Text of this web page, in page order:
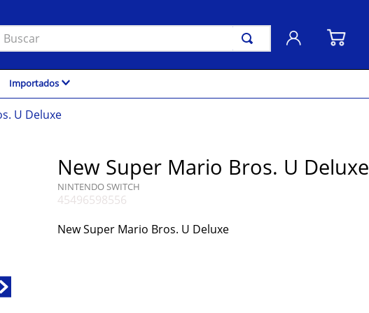
Importados
U Deluxe
New Super Mario Bros. U Deluxe
NINTENDO SWITCH
45496598556
New Super Mario Bros. U Deluxe